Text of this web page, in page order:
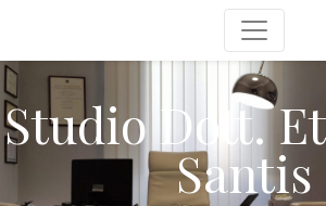
Studio Dott.
Santis